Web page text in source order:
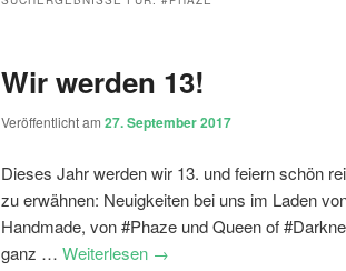
Wir werden 13!
Veröffentlicht am 27. September 2017
Dieses Jahr werden wir 13. und feiern schön
zu erwähnen: Neuigkeiten bei uns im Laden
Handmade, von #Phaze und Queen of
ganz … Weiterlesen →